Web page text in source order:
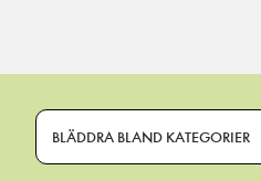
BLÄDDRA BLAND KATEGORIER